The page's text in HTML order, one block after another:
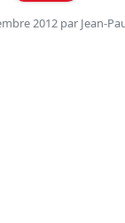
2012 par Jean-